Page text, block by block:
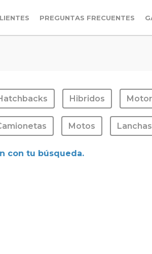
PREGUNTAS FRECUENTES
Hibridos
Motos Lanchas
con tu búsqueda.